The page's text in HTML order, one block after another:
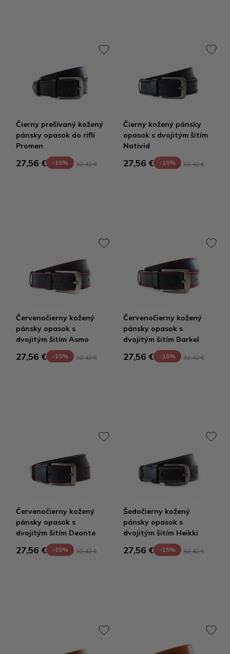
Čierny prešívaný kožený
pánsky opasok do riflí
Promen
27,56 € -15% 32,42 €
Čierny kožený pánsky
opasok s dvojitým šitím
Nativid
27,56 € -15% 32,42 €
Červenočierny kožený
pánsky opasok s
dvojitým šitím Asmo
27,56 € -15% 32,42 €
Červenočierny kožený
pánsky opasok s
dvojitým šitím Barkel
27,56 € -15% 32,42 €
Červenočierny kožený
pánsky opasok s
dvojitým šitím Deonte
27,56 € -15% 32,42 €
Šedočierny kožený
pánsky opasok s
dvojitým šitím Heikki
27,56 € -15% 32,42 €